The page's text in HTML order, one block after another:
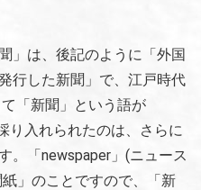
」は、後記のように「外国
行した新聞」で、江戸時代
「新聞」という語が
り入れられたのは、さらに
。「newspaper」(ニュース
」のことですので、「新